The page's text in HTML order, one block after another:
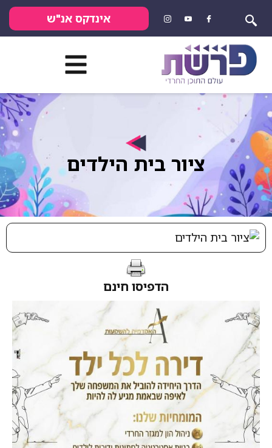
אינדקס אנ"ש
ציור בית הילדים
הדפיסו חינם